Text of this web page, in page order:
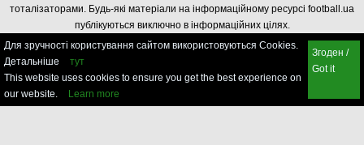
тоталізаторами. Будь-які матеріали на інформаційному ресурсі football.ua
публікуються виключно в інформаційних цілях.
Для зручності користування сайтом використовуються Cookies.
Детальніше
тут
This website uses cookies to ensure you get the best experience on
our website.
Learn more
Згоден /
Got it